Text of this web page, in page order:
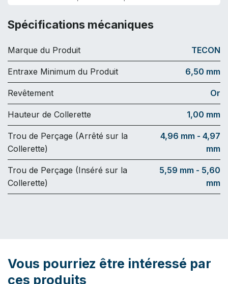
Spécifications mécaniques
Marque du Produit TECON
Entraxe Minimum du Produit 6,50 mm
Revêtement Or
Hauteur de Collerette 1,00 mm
Trou de Perçage (Arrêté sur la
Collerette)
4,96 mm - 4,97
mm
Trou de Perçage (Inséré sur la
Collerette)
5,59 mm - 5,60
mm
Vous pourriez être intéressé par
ces produits